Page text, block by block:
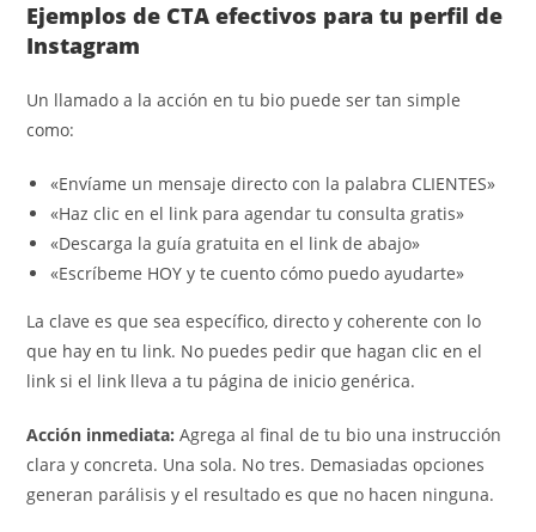
Ejemplos de CTA efectivos para tu perfil de
Instagram
Un llamado a la acción en tu bio puede ser tan simple
como:
«Envíame un mensaje directo con la palabra CLIENTES»
«Haz clic en el link para agendar tu consulta gratis»
«Descarga la guía gratuita en el link de abajo»
«Escríbeme HOY y te cuento cómo puedo ayudarte»
La clave es que sea específico, directo y coherente con lo
que hay en tu link. No puedes pedir que hagan clic en el
link si el link lleva a tu página de inicio genérica.
Acción inmediata:Agrega al final de tu bio una instrucción
clara y concreta. Una sola. No tres. Demasiadas opciones
generan parálisis y el resultado es que no hacen ninguna.